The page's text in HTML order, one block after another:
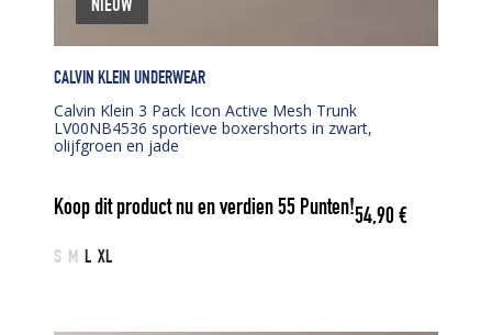
CALVIN KLEIN UNDERWEAR
Calvin Klein 3 Pack Icon Active Mesh Trunk
LV00NB4536 sportieve boxershorts in zwart,
olijfgroen en jade
Koop dit product nu en verdien55 Punten!54,90€
S M L XL
NIEUW